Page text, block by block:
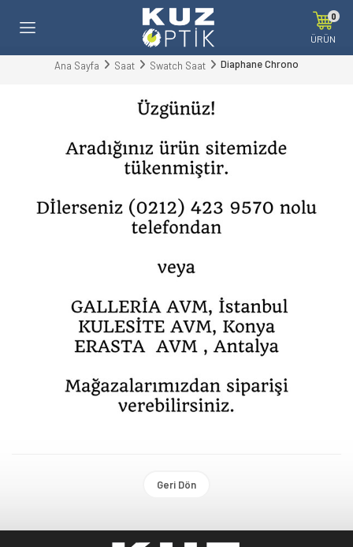
0
ÜRÜN
Ana Sayfa Saat Swatch Saat Diaphane Chrono
Geri Dön